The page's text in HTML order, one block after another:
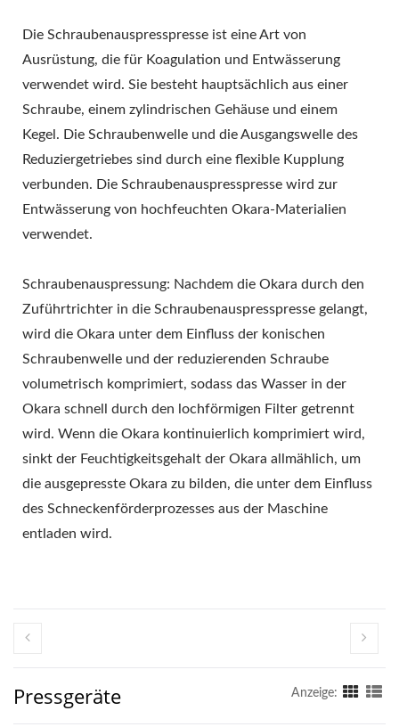
SOJAMILCH- UND TOFU-
TOFU-AUSRÜSTUNG,
TOFU-FABRIK, TOFU-
MASCHINE, TOFU-
MASCHINENHERSTELLER,
TOFU-
MASCHINENHERSTELLER,
TOFU-
MASCHINENPREIS,
TOFU-MASCHINEN,
TOFU-MASCHINEN UND
Die Schraubenauspresspresse ist eine Art von
Ausrüstung, die für Koagulation und Entwässerung
verwendet wird. Sie besteht hauptsächlich aus einer
Schraube, einem zylindrischen Gehäuse und einem
Kegel. Die Schraubenwelle und die Ausgangswelle des
Reduziergetriebes sind durch eine flexible Kupplung
verbunden. Die Schraubenauspresspresse wird zur
Entwässerung von hochfeuchten Okara-Materialien
verwendet.
Schraubenauspressung: Nachdem die Okara durch den
Zuführtrichter in die Schraubenauspresspresse gelangt,
wird die Okara unter dem Einfluss der konischen
Schraubenwelle und der reduzierenden Schraube
volumetrisch komprimiert, sodass das Wasser in der
Okara schnell durch den lochförmigen Filter getrennt
wird. Wenn die Okara kontinuierlich komprimiert wird,
sinkt der Feuchtigkeitsgehalt der Okara allmählich, um
die ausgepresste Okara zu bilden, die unter dem Einfluss
des Schneckenförderprozesses aus der Maschine
entladen wird.
Pressgeräte Anzeige: